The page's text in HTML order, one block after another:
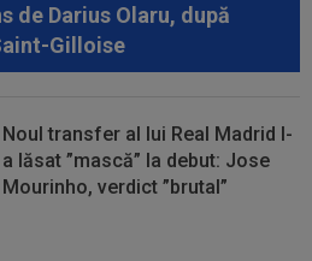
de Darius Olaru, după
Gilloise
Noul transfer al lui Real Madrid l-
a lăsat ”mască” la debut: Jose
Mourinho, verdict ”brutal”